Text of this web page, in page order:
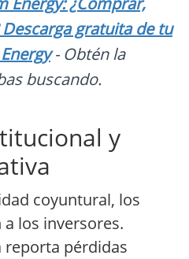
gratuita de tu
- Obtén la
buscando.
y
coyuntural, los
los inversores.
reporta pérdidas